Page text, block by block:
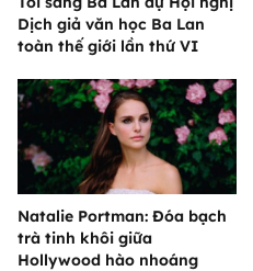
Dịch giả văn học Ba Lan
toàn thế giới lần thứ VI
Natalie Portman: Đóa bạch
trà tinh khôi giữa
Hollywood hào nhoáng